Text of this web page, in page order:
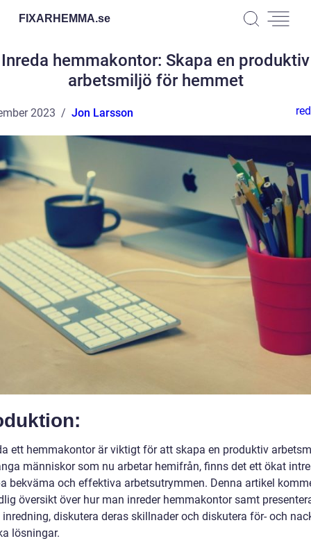
FIXARHEMMA.se
Inreda hemmakontor: Skapa en produktiv
arbetsmiljö för hemmet
2023 Jon Larsson
ett hemmakontor är viktigt för att skapa en produktiv
människor som nu arbetar hemifrån, finns det ett ökat
bekväma och effektiva arbetsutrymmen. Denna artikel
översikt över hur man inreder hemmakontor samt
inredning, diskutera deras skillnader och diskutera för- och
lösningar.